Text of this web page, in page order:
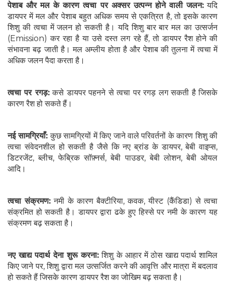
पेशाब और मल के कारण त्वचा पर अक्सर उत्पन्न होने वाली जलन:यदि
डायपर में मल और पेशाब बहुत अधिक समय से एकत्रित है, तो इसके कारण
शिशु की त्वचा में जलन हो सकती है। यदि शिशु बार बार मल का उत्सर्जन
(Emission) कर रहा है या उसे दस्त लग रहे हैं, तो डायपर रैश होने की
संभावना बढ़ जाती है। मल अम्लीय होता है और पेशाब की तुलना में त्वचा में
अधिक जलन पैदा करता है।
त्वचा पर रगड़:कसे डायपर पहनने से त्वचा पर रगड़ लग सकती है जिसके
कारण रैश हो सकते हैं।
नई सामग्रियाँ: कुछ सामग्रियों में किए जाने वाले परिवर्तनों के कारण शिशु की
त्वचा संवेदनशील हो सकती है जैसे कि नए ब्रांड के डायपर, बेबी वाइप्स,
डिटरजेंट, ब्लीच, फेब्रिक सॉफ़्नर्स, बेबी पाउडर, बेबी लोशन, बेबी ओयल
आदि।
त्वचा संक्रमण: नमी के कारण बैक्टीरिया, कवक, यीस्ट (कैंडिडा) से त्वचा
संक्रमित हो सकती है। डायपर द्वारा ढके हुए हिस्से पर नमी के कारण यह
संक्रमण बढ़ सकता है।
नए खाद्य पदार्थ देना शुरू करना: शिशु के आहार में ठोस खाद्य पदार्थ शामिल
किए जाने पर, शिशु द्वारा मल उत्सर्जित करने की आवृत्ति और मात्रा में बदलाव
हो सकते हैं जिसके कारण डायपर रैश का जोखिम बढ़ सकता है।